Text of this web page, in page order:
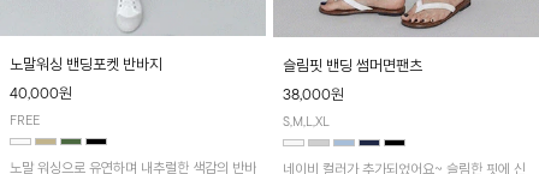
노말워싱 밴딩포켓 반바지
40,000원
FREE
노말 워싱으로 유연하며 내추럴한 색감의 반바
슬림핏 밴딩 썸머면팬츠
38,000원
S,M,L,XL
네이비 컬러가 추가되었어요~ 슬림한 핏에 신